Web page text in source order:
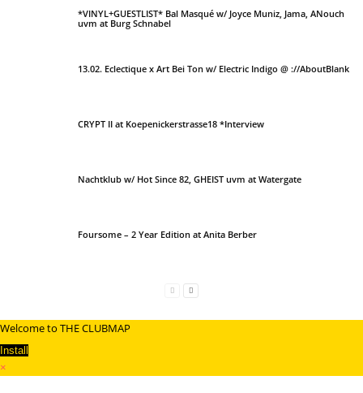
*VINYL+GUESTLIST* Bal Masqué w/ Joyce Muniz, Jama, ANouch
uvm at Burg Schnabel
13.02. Eclectique x Art Bei Ton w/ Electric Indigo @ ://AboutBlank
CRYPT II at Koepenickerstrasse18 *Interview
Nachtklub w/ Hot Since 82, GHEIST uvm at Watergate
Foursome – 2 Year Edition at Anita Berber
Welcome to THE CLUBMAP
Install
×